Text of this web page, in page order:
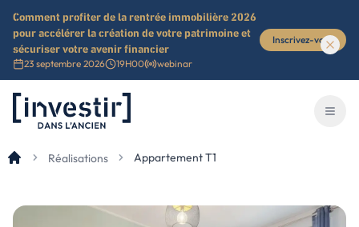
Comment profiter de la rentrée immobilière 2026
pour accélérer la création de votre patrimoine et
sécuriser votre avenir financier
23 septembre 2026 19H00 webinar
Inscrivez-vous
Investir dans l'ancien
Réalisations Appartement T1